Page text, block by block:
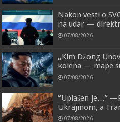
Nakon vesti o
na udar —
07/08/2026
„Kim Džong
kolena — mape
07/08/2026
“Uplašen je…”
Ukrajinom, a
07/08/2026